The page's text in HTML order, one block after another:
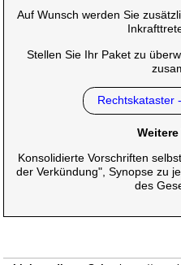
Auf Wunsch werden Sie
Stellen Sie Ihr Paket zu
Rechtskataster
Konsolidierte Vorschriften
der Verkündung", Synopse zu
des